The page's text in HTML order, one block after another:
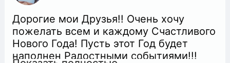
Дорогие мои Друзья!! Очень хочу
пожелать всем и каждому Счастливого
Нового Года! Пусть этот Год будет
наполнен Радостными событиями!!!